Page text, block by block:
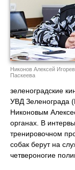
Никонов Алексей
Паскеева
зеленоградские
УВД Зеленограда
Никоновым
органах. В
тренировочном
собак берут на
четвероногие